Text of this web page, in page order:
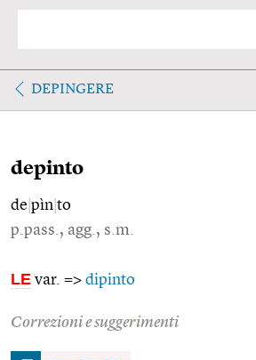
DEPINGERE
depinto
de pìn to
p.pass., agg., s.m.
LE var. => dipinto
Correzioni e suggerimenti